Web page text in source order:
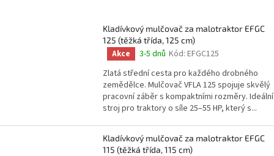
Kladívkový mulčovač za malotraktor EFGC
125 (těžká třída, 125 cm)
Průměrné
hodnocení
produktu
je
4,8
z
5
hvězdiček.
Akce 3-5 dnů Kód: EFGC125
Zlatá střední cesta pro každého drobného
zemědělce. Mulčovač VFLA 125 spojuje skvělý
pracovní záběr s kompaktními rozměry. Ideální
stroj pro traktory o síle 25–55 HP, který s...
Kladívkový mulčovač za malotraktor EFGC
115 (těžká třída, 115 cm)